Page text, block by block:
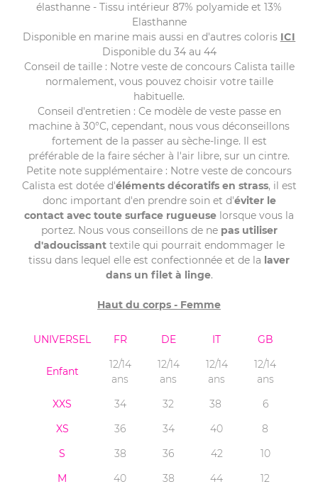
élasthanne - Tissu intérieur 87% polyamide et 13%
Elasthanne
Disponible en marine mais aussi en d'autres coloris ICI
Disponible du 34 au 44
Conseil de taille : Notre veste de concours Calista taille
normalement, vous pouvez choisir votre taille
habituelle.
Conseil d'entretien : Ce modèle de veste passe en
machine à 30°C, cependant, nous vous déconseillons
fortement de la passer au sèche-linge. Il est
préférable de la faire sécher à l'air libre, sur un cintre.
Petite note supplémentaire : Notre veste de concours
Calista est dotée d'éléments décoratifs en strass, il est
donc important d'en prendre soin et d'éviter le
contact avec toute surface rugueuse lorsque vous la
portez. Nous vous conseillons de ne pas utiliser
d'adoucissanttextile qui pourrait endommager le
tissu dans lequel elle est confectionnée et de la laver
dans un filet à linge.
Haut du corps - Femme
UNIVERSEL FR DE IT GB
Enfant
12/14
ans
12/14
ans
12/14
ans
12/14
ans
XXS
34 32 38
6
XS
36 34 40
8
S
38 36 42
10
M
40 38 44
12